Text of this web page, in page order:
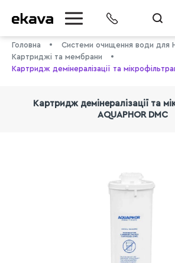
Головна
Системи очищення води для
Картриджі та мембрани
Картридж демінералізації та
Картридж демінералізації та
AQUAPHOR DMC